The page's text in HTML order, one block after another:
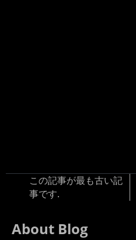
この記事が最も古い記
事です.
About Blog